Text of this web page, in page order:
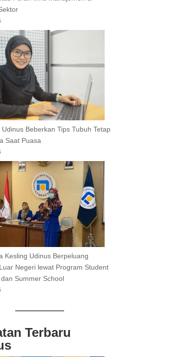
Udinus Beberkan Tips Tubuh Tetap
Saat Puasa
Kesling Udinus Berpeluang
Negeri lewat Program Student
Summer School
Terbaru